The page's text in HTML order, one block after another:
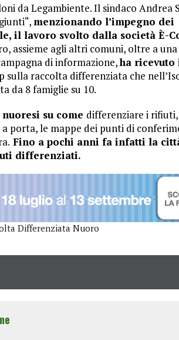
da Legambiente. Il sindaco Andrea
menzionando l’impegno dei
il lavoro svolto dalla società È-
assieme agli altri comuni, oltre a
di informazione,ha ricevuto
sulla raccolta differenziata che
da 8 famiglie su 10.
su come differenziare i
porta, le mappe dei punti di
Fino a pochi anni fa infatti la
differenziati.
Differenziata Nuoro